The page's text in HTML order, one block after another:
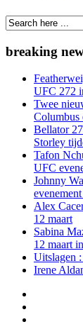
breaking
UFC 272
Twee
Columbus
Bellator
Storley
Tafon
UFC
Johnny
Alex
12 maart
Sabina
12 maart
Uitslagen
Irene